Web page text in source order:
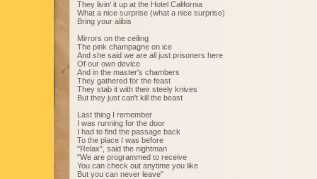
They livin' it up at the Hotel California
What a nice surprise (what a nice surprise)
Bring your alibis
Mirrors on the ceiling
The pink champagne on ice
And she said we are all just prisoners here
Of our own device
And in the master's chambers
They gathered for the feast
They stab it with their steely knives
But they just can't kill the beast
Last thing I remember
I was running for the door
I had to find the passage back
To the place I was before
"Relax", said the nightman
"We are programmed to receive
You can check out anytime you like
But you can never leave"